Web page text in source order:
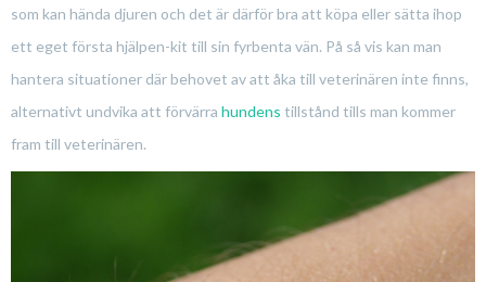
som kan hända djuren och det är därför bra att köpa eller sätta ihop
ett eget första hjälpen-kit till sin fyrbenta vän. På så vis kan man
hantera situationer där behovet av att åka till veterinären inte finns,
alternativt undvika att förvärra hundens tillstånd tills man kommer
fram till veterinären.